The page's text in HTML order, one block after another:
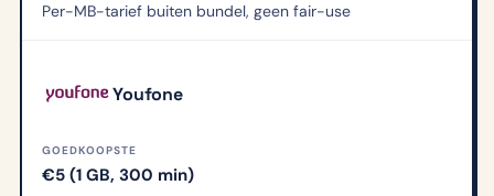
Per-MB-tarief buiten bundel, geen fair-use
Youfone
GOEDKOOPSTE
€5 (1 GB, 300 min)